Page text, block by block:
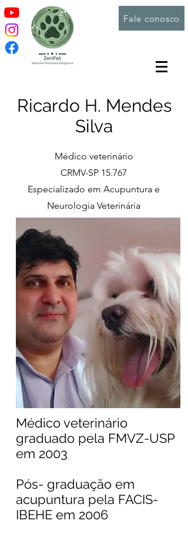
Fale conosco
Ricardo H. Mendes
Silva
Médico veterinário
CRMV-SP 15.767
Especializado em Acupuntura e
Neurologia Veterinária
Médico veterinário
graduado pela FMVZ-USP
em 2003
​Pós- graduação em
acupuntura pela FACIS-
IBEHE em 2006